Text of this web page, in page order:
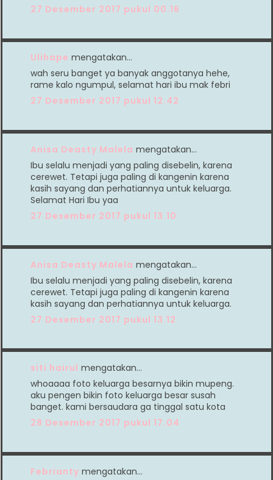
27 Desember 2017 pukul 00.16
Ulihape mengatakan…
wah seru banget ya banyak anggotanya hehe,
rame kalo ngumpul, selamat hari ibu mak febri
27 Desember 2017 pukul 12.42
Anisa Deasty Malela mengatakan…
Ibu selalu menjadi yang paling disebelin, karena
cerewet. Tetapi juga paling di kangenin karena
kasih sayang dan perhatiannya untuk keluarga.
Selamat Hari Ibu yaa
27 Desember 2017 pukul 13.10
Anisa Deasty Malela mengatakan…
Ibu selalu menjadi yang paling disebelin, karena
cerewet. Tetapi juga paling di kangenin karena
kasih sayang dan perhatiannya untuk keluarga.
27 Desember 2017 pukul 13.12
siti hairul mengatakan…
whoaaaa foto keluarga besarnya bikin mupeng.
aku pengen bikin foto keluarga besar susah
banget. kami bersaudara ga tinggal satu kota
28 Desember 2017 pukul 17.04
Febrianty mengatakan…